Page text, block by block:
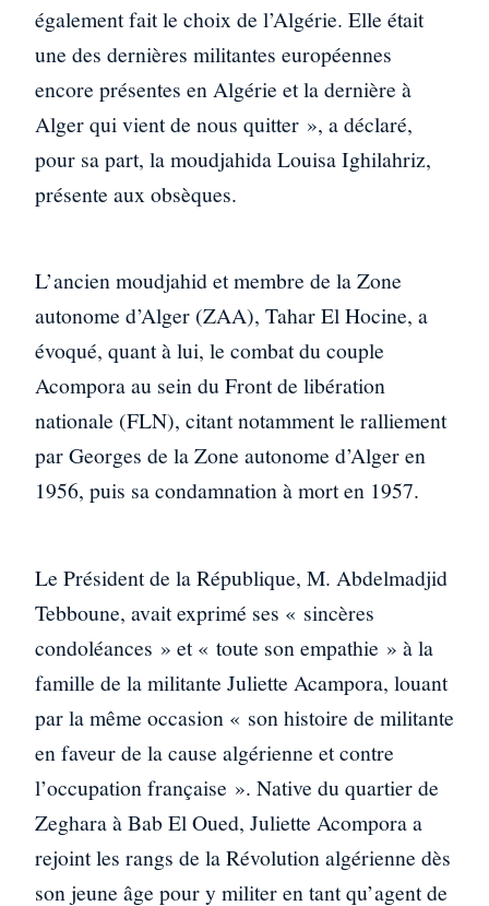
également fait le choix de l’Algérie. Elle était
une des dernières militantes européennes
encore présentes en Algérie et la dernière à
Alger qui vient de nous quitter », a déclaré,
pour sa part, la moudjahida Louisa Ighilahriz,
présente aux obsèques.
L’ancien moudjahid et membre de la Zone
autonome d’Alger (ZAA), Tahar El Hocine, a
évoqué, quant à lui, le combat du couple
Acompora au sein du Front de libération
nationale (FLN), citant notamment le ralliement
par Georges de la Zone autonome d’Alger en
1956, puis sa condamnation à mort en 1957.
Le Président de la République, M. Abdelmadjid
Tebboune, avait exprimé ses « sincères
condoléances » et « toute son empathie » à la
famille de la militante Juliette Acampora, louant
par la même occasion « son histoire de militante
en faveur de la cause algérienne et contre
l’occupation française ». Native du quartier de
Zeghara à Bab El Oued, Juliette Acompora a
rejoint les rangs de la Révolution algérienne dès
son jeune âge pour y militer en tant qu’agent de